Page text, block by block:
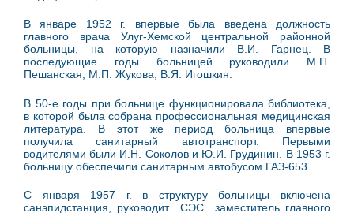
В январе 1952 г. впервые была введена должность
главного врача Улуг-Хемской центральной районной
больницы, на которую назначили В.И. Гарнец. В
последую­щие годы больницей руководили М.П.
Пешанская, М.П. Жукова, В.Я. Игошкин.
В 50-е годы при больнице функциониро­вала библиотека,
в которой была собрана профессиональная медицинская
литература. В этот же период больница впервые
получила санитарный автотранспорт. Первыми
водителями были И.Н. Соколов и Ю.И. Грудинин. В 1953 г.
больницу обеспечили санитарным авто­бусом ГАЗ-653.
С января 1957 г. в структуру больницы вклю­чена
санэпидстанция, руководит СЭС заместитель главного